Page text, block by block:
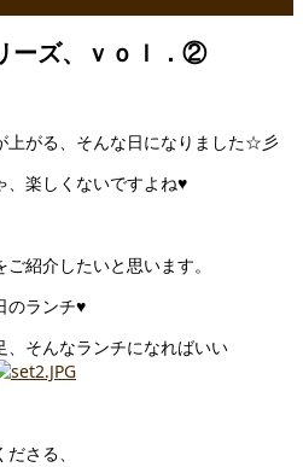
ーズ、ｖｏｌ．②
上がる、そんな日になりました☆彡
、楽しくないですよね♥
紹介したいと思います。
のランチ♥
、そんなランチになればいい
さる、